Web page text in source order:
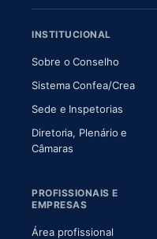
INSTITUCIONAL
Sobre o Conselho(abre
Sistema Confea/Crea
Sede e Inspetorias
Diretoria, Plenário e
Câmaras(abre em nova
PROFISSIONAIS E
EMPRESAS
Área profissional